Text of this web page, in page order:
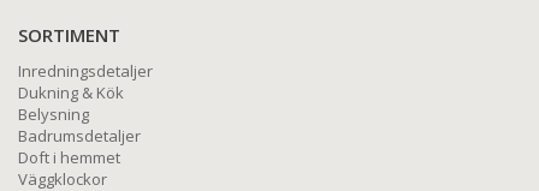
SORTIMENT
Inredningsdetaljer
Dukning & Kök
Belysning
Badrumsdetaljer
Doft i hemmet
Väggklockor